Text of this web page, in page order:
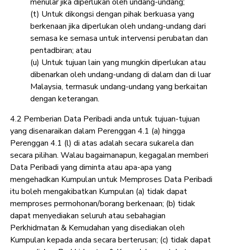
(t) Untuk dikongsi dengan pihak berkuasa yang
berkenaan jika diperlukan oleh undang-undang dari
semasa ke semasa untuk intervensi perubatan dan
pentadbiran; atau
(u) Untuk tujuan lain yang mungkin diperlukan atau
dibenarkan oleh undang-undang di dalam dan di luar
Malaysia, termasuk undang-undang yang berkaitan
dengan keterangan.
4.2 Pemberian Data Peribadi anda untuk tujuan-tujuan
yang disenaraikan dalam Perenggan 4.1 (a) hingga
Perenggan 4.1 (l) di atas adalah secara sukarela dan
secara pilihan. Walau bagaimanapun, kegagalan memberi
Data Peribadi yang diminta atau apa-apa yang
mengehadkan Kumpulan untuk Memproses Data Peribadi
itu boleh mengakibatkan Kumpulan (a) tidak dapat
memproses permohonan/borang berkenaan; (b) tidak
dapat menyediakan seluruh atau sebahagian
Perkhidmatan & Kemudahan yang disediakan oleh
Kumpulan kepada anda secara berterusan; (c) tidak dapat